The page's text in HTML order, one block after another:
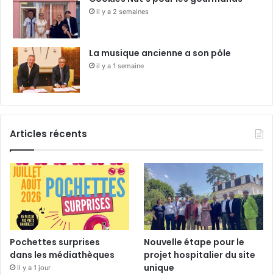
il y a 2 semaines
La musique ancienne a son pôle
il y a 1 semaine
Articles récents
Pochettes surprises
dans les médiathèques
il y a 1 jour
Nouvelle étape pour le
projet hospitalier du site
unique